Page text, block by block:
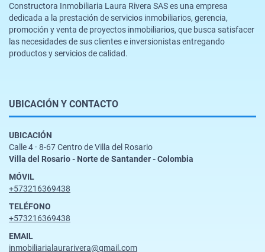
Constructora Inmobiliaria Laura Rivera SAS es una empresa
dedicada a la prestación de servicios inmobiliarios, gerencia,
promoción y venta de proyectos inmobiliarios, que busca satisfacer
las necesidades de sus clientes e inversionistas entregando
productos y servicios de calidad.
UBICACIÓN Y CONTACTO
UBICACIÓN
Calle 4 · 8-67 Centro de Villa del Rosario
Villa del Rosario - Norte de Santander - Colombia
MÓVIL
+573216369438
TELÉFONO
+573216369438
EMAIL
inmobiliarialaurarivera@gmail.com